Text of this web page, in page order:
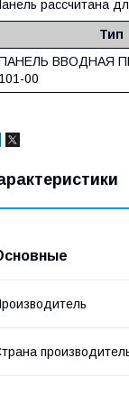
рассчитана
Тип
ВВОДНАЯ
101-00